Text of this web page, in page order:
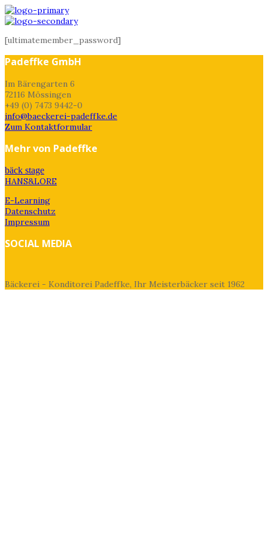
[ultimatemember_password]
Padeffke GmbH
Im Bärengarten 6
72116 Mössingen
+49 (0) 7473 9442-0
info@baeckerei-padeffke.de
Zum Kontaktformular
Mehr von Padeffke
bäck stage
HANS&LORE
E-Learning
Datenschutz
Impressum
SOCIAL MEDIA
Bäckerei - Konditorei Padeffke, Ihr Meisterbäcker seit 1962